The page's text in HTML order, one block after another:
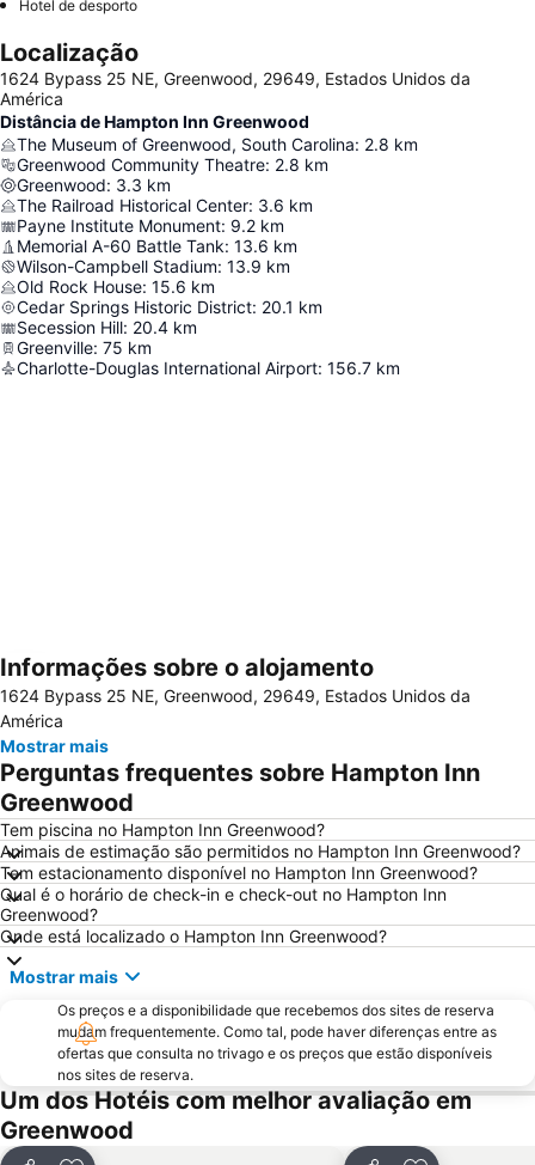
Hotel de desporto
Localização
1624 Bypass 25 NE, Greenwood, 29649, Estados Unidos da
América
Distância de Hampton Inn Greenwood
The Museum of Greenwood, South Carolina: 2.8 km
Greenwood Community Theatre: 2.8 km
Greenwood: 3.3 km
The Railroad Historical Center: 3.6 km
Payne Institute Monument: 9.2 km
Memorial A-60 Battle Tank: 13.6 km
Wilson-Campbell Stadium: 13.9 km
Old Rock House: 15.6 km
Cedar Springs Historic District: 20.1 km
Secession Hill: 20.4 km
Greenville: 75 km
Charlotte-Douglas International Airport: 156.7 km
Ampliar mapa
Informações sobre o alojamento
1624 Bypass 25 NE, Greenwood, 29649, Estados Unidos da
América
Mostrar mais
Perguntas frequentes sobre Hampton Inn
Greenwood
Tem piscina no Hampton Inn Greenwood?
Animais de estimação são permitidos no Hampton Inn Greenwood?
Tem estacionamento disponível no Hampton Inn Greenwood?
Qual é o horário de check-in e check-out no Hampton Inn
Greenwood?
Onde está localizado o Hampton Inn Greenwood?
Mostrar mais
Os preços e a disponibilidade que recebemos dos sites de reserva
mudam frequentemente. Como tal, pode haver diferenças entre as
ofertas que consulta no trivago e os preços que estão disponíveis
nos sites de reserva.
Um dos Hotéis com melhor avaliação em
Greenwood